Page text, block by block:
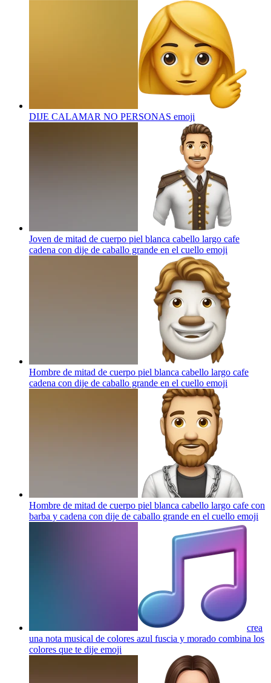
DIJE CALAMAR NO PERSONAS emoji
Joven de mitad de cuerpo piel blanca cabello largo cafe
cadena con dije de caballo grande en el cuello emoji
Hombre de mitad de cuerpo piel blanca cabello largo cafe
cadena con dije de caballo grande en el cuello emoji
Hombre de mitad de cuerpo piel blanca cabello largo cafe con
barba y cadena con dije de caballo grande en el cuello emoji
crea
una nota musical de colores azul fuscia y morado combina los
colores que te dije emoji